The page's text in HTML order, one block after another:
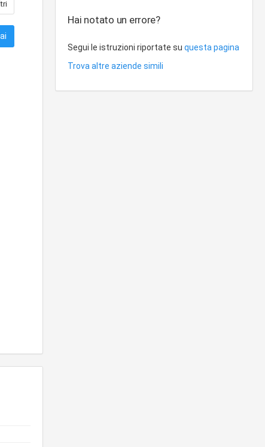
Hai notato un errore?
Segui le istruzioni riportate suquesta pagina
Trova altre aziende simili